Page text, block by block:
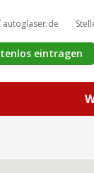
autoglaser.de
eintragen